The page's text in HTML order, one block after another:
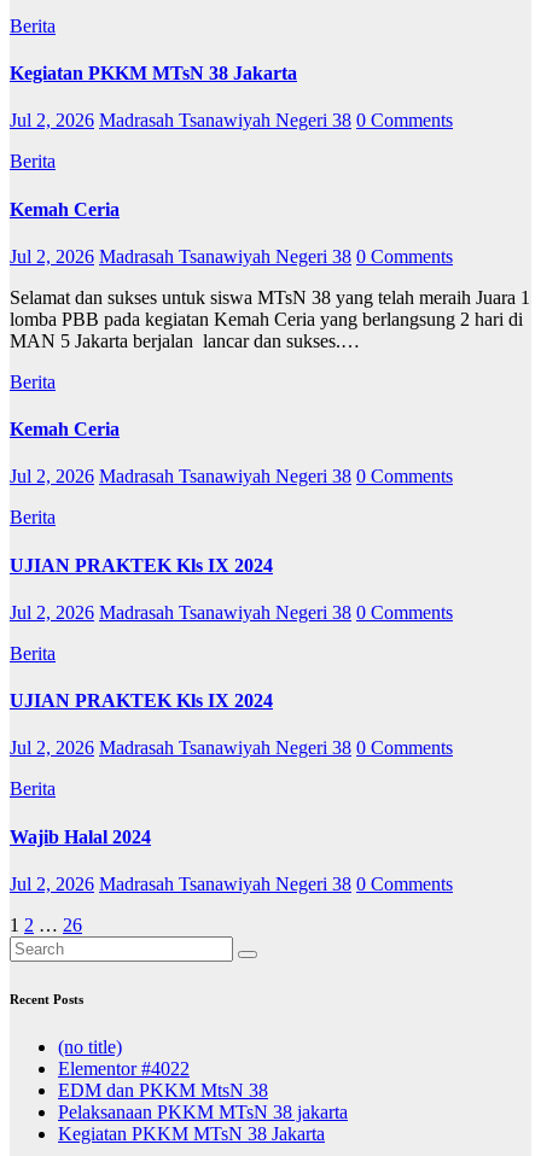
Berita
Kegiatan PKKM MTsN 38 Jakarta
Jul 2, 2026 Madrasah Tsanawiyah Negeri 38 0 Comments
Berita
Kemah Ceria
Jul 2, 2026 Madrasah Tsanawiyah Negeri 38 0 Comments
Selamat dan sukses untuk siswa MTsN 38 yang telah meraih Juara 1
lomba PBB pada kegiatan Kemah Ceria yang berlangsung 2 hari di
MAN 5 Jakarta berjalan lancar dan sukses.…
Berita
Kemah Ceria
Jul 2, 2026 Madrasah Tsanawiyah Negeri 38 0 Comments
Berita
UJIAN PRAKTEK Kls IX 2024
Jul 2, 2026 Madrasah Tsanawiyah Negeri 38 0 Comments
Berita
UJIAN PRAKTEK Kls IX 2024
Jul 2, 2026 Madrasah Tsanawiyah Negeri 38 0 Comments
Berita
Wajib Halal 2024
Jul 2, 2026 Madrasah Tsanawiyah Negeri 38 0 Comments
Posts
pagination
1 2 … 26
Recent Posts
(no title)
Elementor #4022
EDM dan PKKM MtsN 38
Pelaksanaan PKKM MTsN 38 jakarta
Kegiatan PKKM MTsN 38 Jakarta